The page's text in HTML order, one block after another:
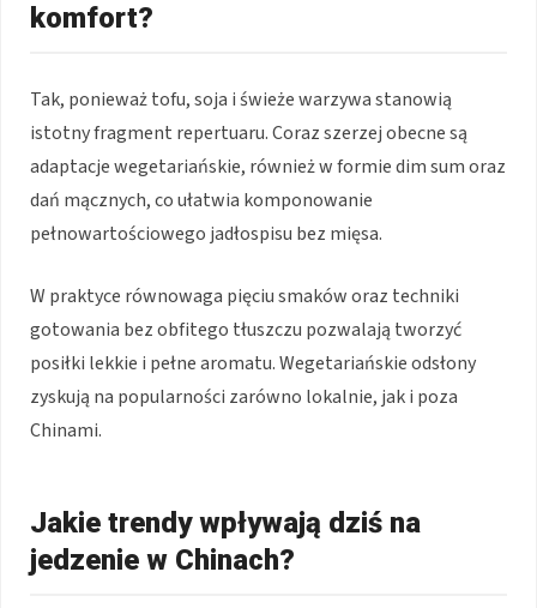
komfort?
Tak, ponieważ tofu, soja i świeże warzywa stanowią
istotny fragment repertuaru. Coraz szerzej obecne są
adaptacje wegetariańskie, również w formie dim sum oraz
dań mącznych, co ułatwia komponowanie
pełnowartościowego jadłospisu bez mięsa.
W praktyce równowaga pięciu smaków oraz techniki
gotowania bez obfitego tłuszczu pozwalają tworzyć
posiłki lekkie i pełne aromatu. Wegetariańskie odsłony
zyskują na popularności zarówno lokalnie, jak i poza
Chinami.
Jakie trendy wpływają dziś na
jedzenie w Chinach?